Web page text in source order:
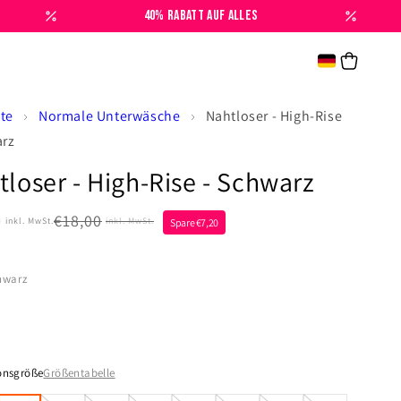
40% RABATT AUF ALLES
Normale Unterwäsche
Nahtloser - High-Rise
- High-Rise - Schwarz
inkl. MwSt. Verkaufspreis
€18,00 inkl. MwSt.
Normaler
Spare €7,20
Größentabelle